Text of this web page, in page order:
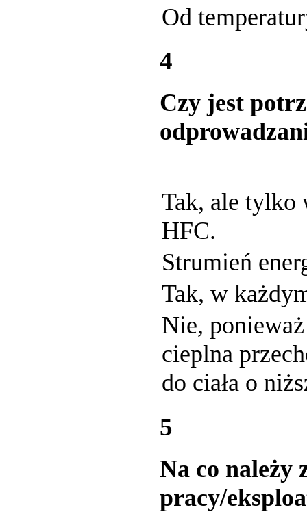
Od
4
Czy jest
Tak, ale tylko
HFC.
Strumień
Tak, w
Nie,
cieplna
do ciała o
5
Na co należy
pracy/